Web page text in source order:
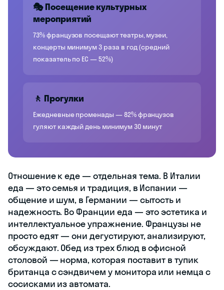
🎭 Посещение культурных
мероприятий
73% французов посещают театры, музеи,
концерты минимум 3 раза в год (средний
показатель по ЕС — 52%)
🚶 Прогулки
Ежедневные променады — 82% французов
гуляют каждый день минимум 30 минут
Отношение к еде — отдельная тема. В Италии
еда — это семья и традиция, в Испании —
общение и шум, в Германии — сытость и
надежность. Во Франции еда — это эстетика и
интеллектуальное упражнение. Французы не
просто едят — они дегустируют, анализируют,
обсуждают. Обед из трех блюд в офисной
столовой — норма, которая поставит в тупик
британца с сэндвичем у монитора или немца с
сосисками из автомата.